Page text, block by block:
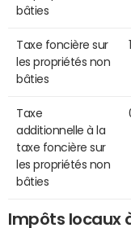
bâties
Taxe foncière sur
les propriétés non
bâties
Taxe
additionnelle à la
taxe foncière sur
les propriétés non
bâties
Impôts locaux